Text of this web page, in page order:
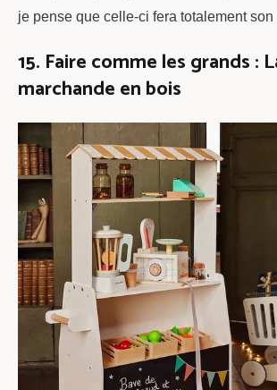
je pense que celle-ci fera totalement son
15. Faire comme les grands :
marchande en bois